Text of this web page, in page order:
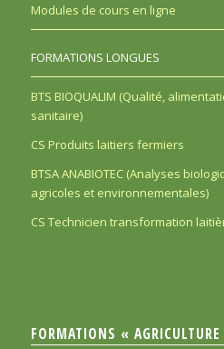
Modules de cours en ligne
FORMATIONS LONGUES
BTS BIOQUALIM (Qualité,
sanitaire)
CS Produits laitiers fermiers
BTSA ANABIOTEC (Analyses
agricoles et environnementales)
CS Technicien transformation
FORMATIONS «